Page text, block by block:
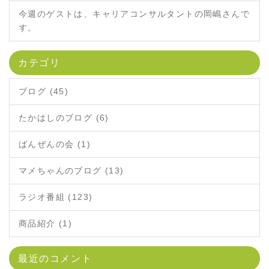
今週のゲストは、キャリアコンサルタントの岡嶋さんで
す。
カテゴリ
ブログ (45)
たかはしのブログ (6)
ばんぜんの会 (1)
マメちゃんのブログ (13)
ラジオ番組 (123)
商品紹介 (1)
最近のコメント